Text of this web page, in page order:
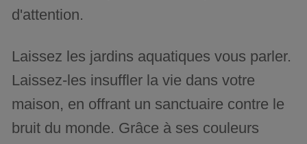
d'attention.
Laissez les jardins aquatiques vous parler.
Laissez-les insuffler la vie dans votre
maison, en offrant un sanctuaire contre le
bruit du monde. Grâce à ses couleurs